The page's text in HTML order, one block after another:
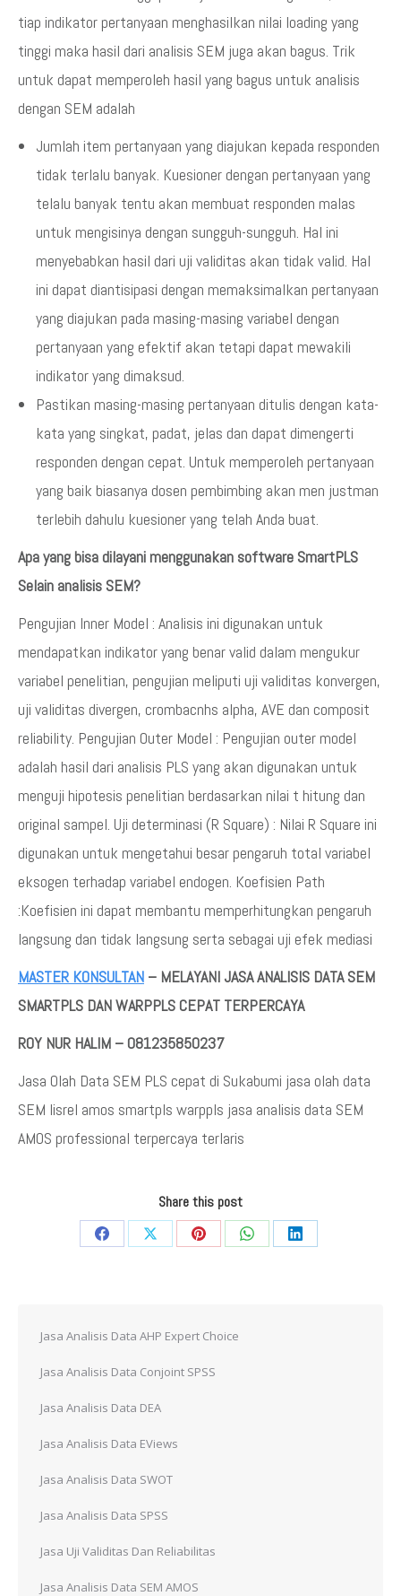
tiap indikator pertanyaan menghasilkan nilai loading yang
tinggi maka hasil dari analisis SEM juga akan bagus. Trik
untuk dapat memperoleh hasil yang bagus untuk analisis
dengan SEM adalah
Jumlah item pertanyaan yang diajukan kepada responden
tidak terlalu banyak. Kuesioner dengan pertanyaan yang
telalu banyak tentu akan membuat responden malas
untuk mengisinya dengan sungguh-sungguh. Hal ini
menyebabkan hasil dari uji validitas akan tidak valid. Hal
ini dapat diantisipasi dengan memaksimalkan pertanyaan
yang diajukan pada masing-masing variabel dengan
pertanyaan yang efektif akan tetapi dapat mewakili
indikator yang dimaksud.
Pastikan masing-masing pertanyaan ditulis dengan kata-
kata yang singkat, padat, jelas dan dapat dimengerti
responden dengan cepat. Untuk memperoleh pertanyaan
yang baik biasanya dosen pembimbing akan men justman
terlebih dahulu kuesioner yang telah Anda buat.
Apa yang bisa dilayani menggunakan software SmartPLS
Selain analisis SEM?
Pengujian Inner Model : Analisis ini digunakan untuk
mendapatkan indikator yang benar valid dalam mengukur
variabel penelitian, pengujian meliputi uji validitas konvergen,
uji validitas divergen, crombacnhs alpha, AVE dan composit
reliability. Pengujian Outer Model : Pengujian outer model
adalah hasil dari analisis PLS yang akan digunakan untuk
menguji hipotesis penelitian berdasarkan nilai t hitung dan
original sampel. Uji determinasi (R Square) : Nilai R Square ini
digunakan untuk mengetahui besar pengaruh total variabel
eksogen terhadap variabel endogen. Koefisien Path
:Koefisien ini dapat membantu memperhitungkan pengaruh
langsung dan tidak langsung serta sebagai uji efek mediasi
MASTER KONSULTAN – MELAYANI JASA ANALISIS DATA SEM
SMARTPLS DAN WARPPLS CEPAT TERPERCAYA
ROY NUR HALIM – 081235850237
Jasa Olah Data SEM PLS cepat di Sukabumi jasa olah data
SEM lisrel amos smartpls warppls jasa analisis data SEM
AMOS professional terpercaya terlaris
Share this post
Share
Share
Share
Share
Share
Jasa Analisis Data AHP Expert Choice
Jasa Analisis Data Conjoint SPSS
Jasa Analisis Data DEA
Jasa Analisis Data EViews
Jasa Analisis Data SWOT
Jasa Analisis Data SPSS
Jasa Uji Validitas Dan Reliabilitas
Jasa Analisis Data SEM AMOS